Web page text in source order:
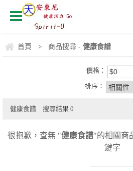
首頁 > 商品搜尋 - 健康食譜
價格：
排序：
健康食譜 搜尋結果 0
很抱歉，查無 "健康食譜"的相關商
鍵字